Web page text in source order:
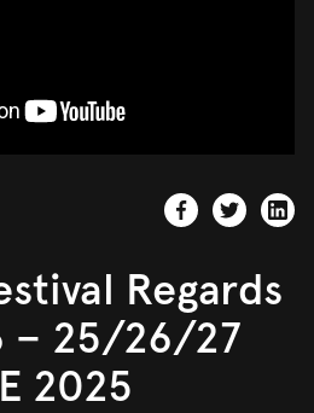
Regards
– 25/26/27
2025